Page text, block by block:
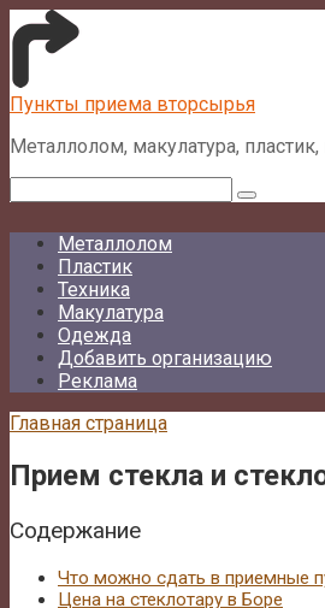
Перейти
к
Пункты приема вторсырья
Металлолом, макулатура,
Металлолом
Пластик
Техника
Макулатура
Одежда
Добавить организацию
Реклама
Главная страница
Прием стекла и
Содержание
Что можно сдать в приемные
Цена на стеклотару в Боре